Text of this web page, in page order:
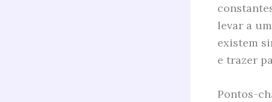
levar a
existem
e trazer
Pontos-